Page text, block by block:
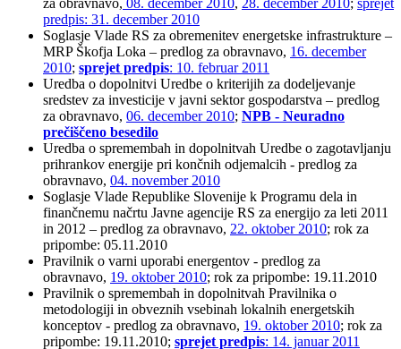
predpis: 31. december 2010
Soglasje Vlade RS za obremenitev energetske infrastrukture –
MRP Škofja Loka – predlog za obravnavo, 16. december
2010; sprejet predpis: 10. februar 2011
Uredba o dopolnitvi Uredbe o kriterijih za dodeljevanje
sredstev za investicije v javni sektor gospodarstva – predlog
za obravnavo, 06. december 2010; NPB - Neuradno
prečiščeno besedilo
Uredba o spremembah in dopolnitvah Uredbe o zagotavljanju
prihrankov energije pri končnih odjemalcih - predlog za
obravnavo, 04. november 2010
Soglasje Vlade Republike Slovenije k Programu dela in
finančnemu načrtu Javne agencije RS za energijo za leti 2011
in 2012 – predlog za obravnavo, 22. oktober 2010; rok za
pripombe: 05.11.2010
Pravilnik o varni uporabi energentov - predlog za
obravnavo, 19. oktober 2010; rok za pripombe: 19.11.2010
Pravilnik o spremembah in dopolnitvah Pravilnika o
metodologiji in obveznih vsebinah lokalnih energetskih
konceptov - predlog za obravnavo, 19. oktober 2010; rok za
pripombe: 19.11.2010; sprejet predpis: 14. januar 2011